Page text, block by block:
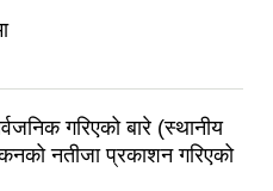
गरिएको बारे (स्थानीय
नतीजा प्रकाशन गरिएको